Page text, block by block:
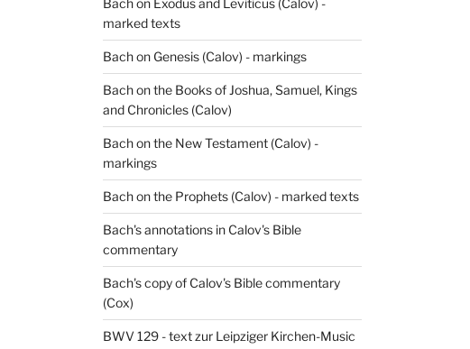
marked texts
Bach on Genesis (Calov) - markings
Bach on the Books of Joshua, Samuel, Kings
and Chronicles (Calov)
Bach on the New Testament (Calov) -
markings
Bach on the Prophets (Calov) - marked texts
Bach's annotations in Calov's Bible
commentary
Bach's copy of Calov's Bible commentary
(Cox)
BWV 129 - text zur Leipziger Kirchen-Music